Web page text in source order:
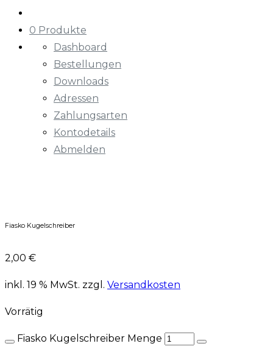
0 Produkte
Dashboard
Bestellungen
Downloads
Adressen
Zahlungsarten
Kontodetails
Abmelden
Fiasko Kugelschreiber
2,00 €
inkl. 19 % MwSt. zzgl. Versandkosten
Vorrätig
Fiasko Kugelschreiber Menge